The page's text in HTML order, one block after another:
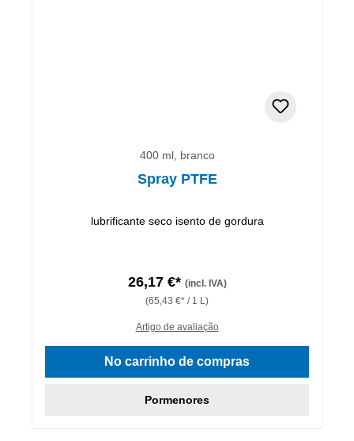
400 ml, branco
Spray PTFE
lubrificante seco isento de gordura
26,17 €* (incl. IVA)
(65,43 €* / 1 L)
Artigo de avaliação
No carrinho de compras
Pormenores